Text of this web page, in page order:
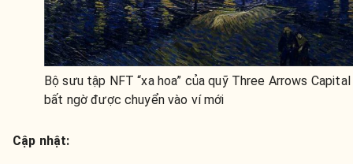
Bộ sưu tập NFT “xa hoa” của quỹ Three Arrows Capital
bất ngờ được chuyển vào ví mới
Cập nhật: